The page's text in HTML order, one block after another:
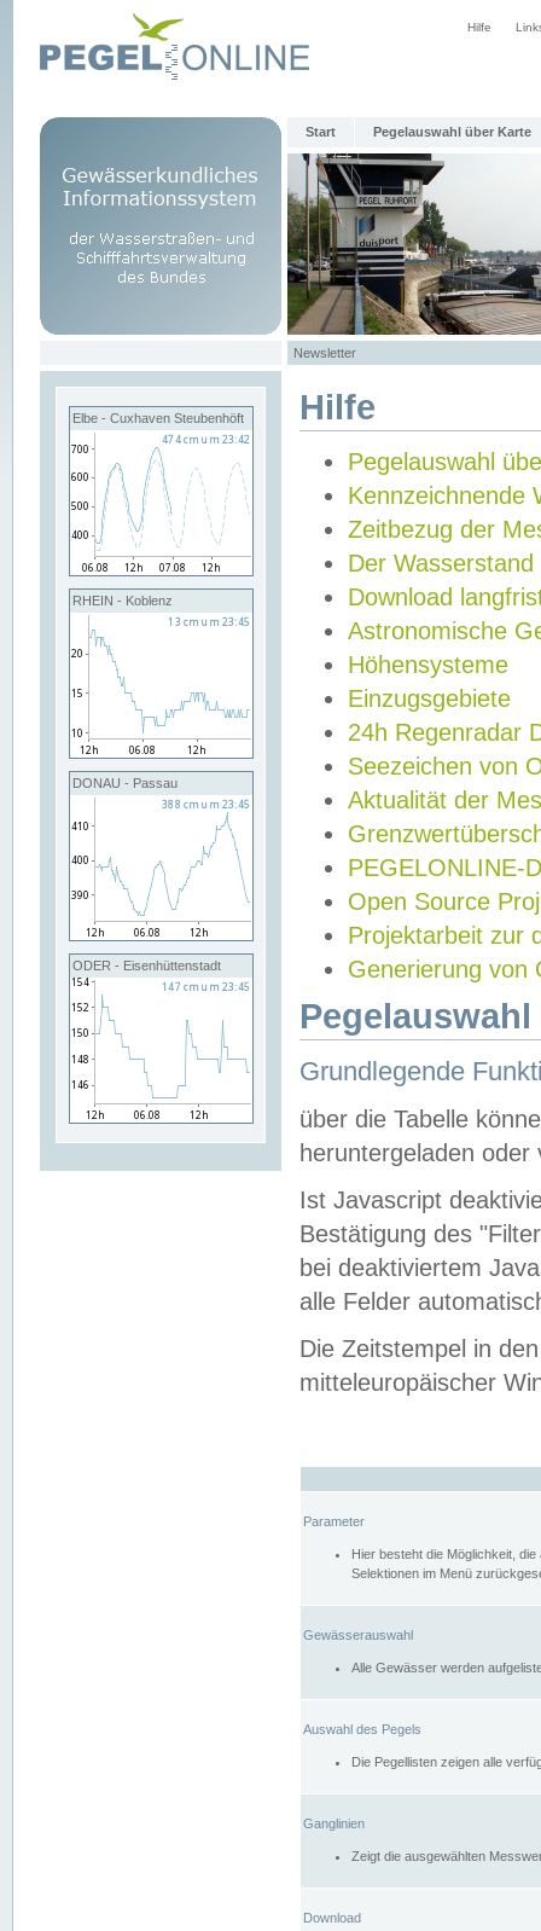
Hilfe
Start Pegelauswahl über Karte
Newsletter
Elbe - Cuxhaven Steubenhöft
RHEIN - Koblenz
DONAU - Passau
ODER - Eisenhüttenstadt
Hilfe
Pegelauswahl
Kennzeichnende
Zeitbezug der
Der Wasserstand
Download
Astronomische
Höhensysteme
Einzugsgebiete
24h Regenradar
Seezeichen von
Aktualität der
PEGELONLINE-
Open Source
Projektarbeit zur
Generierung von
Grundlegende
über die Tabelle
heruntergeladen oder
Ist Javascript
Bestätigung des
bei deaktiviertem
alle Felder
Die Zeitstempel in
mitteleuropäischer
Parameter
Hier besteht die Möglichkeit,
Selektionen im Menü
Gewässerauswahl
Alle Gewässer werden
Auswahl des Pegels
Die Pegellisten zeigen alle
Ganglinien
Zeigt die ausgewählten
Download